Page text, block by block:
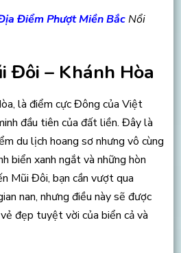
Điểm Phượt Miền BắcNổi
Đôi – Khánh Hòa
là điểm cực Đông của Việt
đầu tiên của đất liền. Đây là
du lịch hoang sơ nhưng vô cùng
biển xanh ngắt và những hòn
Mũi Đôi, bạn cần vượt qua
nan, nhưng điều này sẽ được
đẹp tuyệt vời của biển cả và